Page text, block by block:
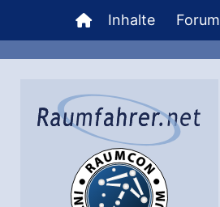
Inhalt
springen
Inhalte Forum